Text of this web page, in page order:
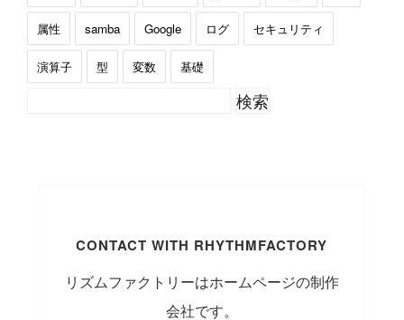
属性 samba Google ログ セキュリティ
演算子 型 変数 基礎
CONTACT WITH RHYTHMFACTORY
リズムファクトリーはホームページの制作
会社です。